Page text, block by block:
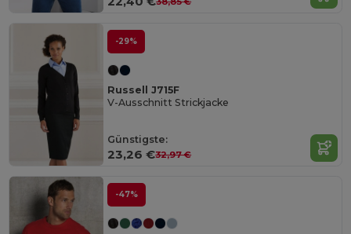
-29%
Russell J715F
V-Ausschnitt Strickjacke
Günstigste:
23,26 €32,97 €
-47%